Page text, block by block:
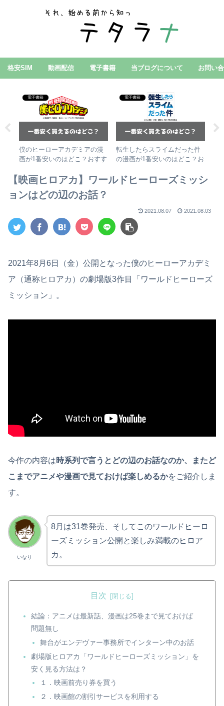
格安SIM 動画配信 電子書籍 当ブログについて お問い
電子書籍
僕のヒーローアカデミアの漫
画が1番安いのはどこ？おすす
電子書籍
転生したらスライムだった件
の漫画が1番安いのはどこ？お
【映画ヒロアカ】ワールドヒーローズミッシ
ョンはどの辺のお話？
2021.08.07 2021.08.03
2021年8月6日（金）公開となった僕のヒーローアカデミ
ア（通称ヒロアカ）の劇場版3作目「ワールドヒーローズ
ミッション」。
今作の内容は時系列で言うとどの辺のお話なのか、またど
こまでアニメや漫画で見ておけば楽しめるかをご紹介しま
す。
いなり
8月は31巻発売、そしてこのワールドヒーロ
ーズミッション公開と楽しみ満載のヒロア
カ。
目次
結論：アニメは最新話、漫画は25巻まで見ておけば
問題無し
舞台がエンデヴァー事務所でインターン中のお話
劇場版ヒロアカ「ワールドヒーローズミッション」を
安く見る方法は？
１．映画前売り券を買う
２．映画館の割引サービスを利用する